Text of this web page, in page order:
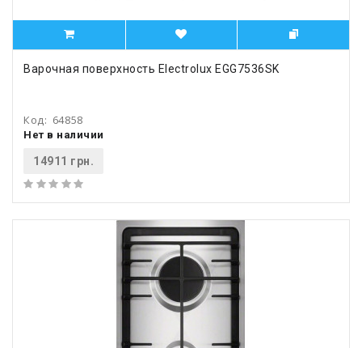
Варочная поверхность Electrolux EGG7536SK
Код: 64858
Нет в наличии
14911 грн.